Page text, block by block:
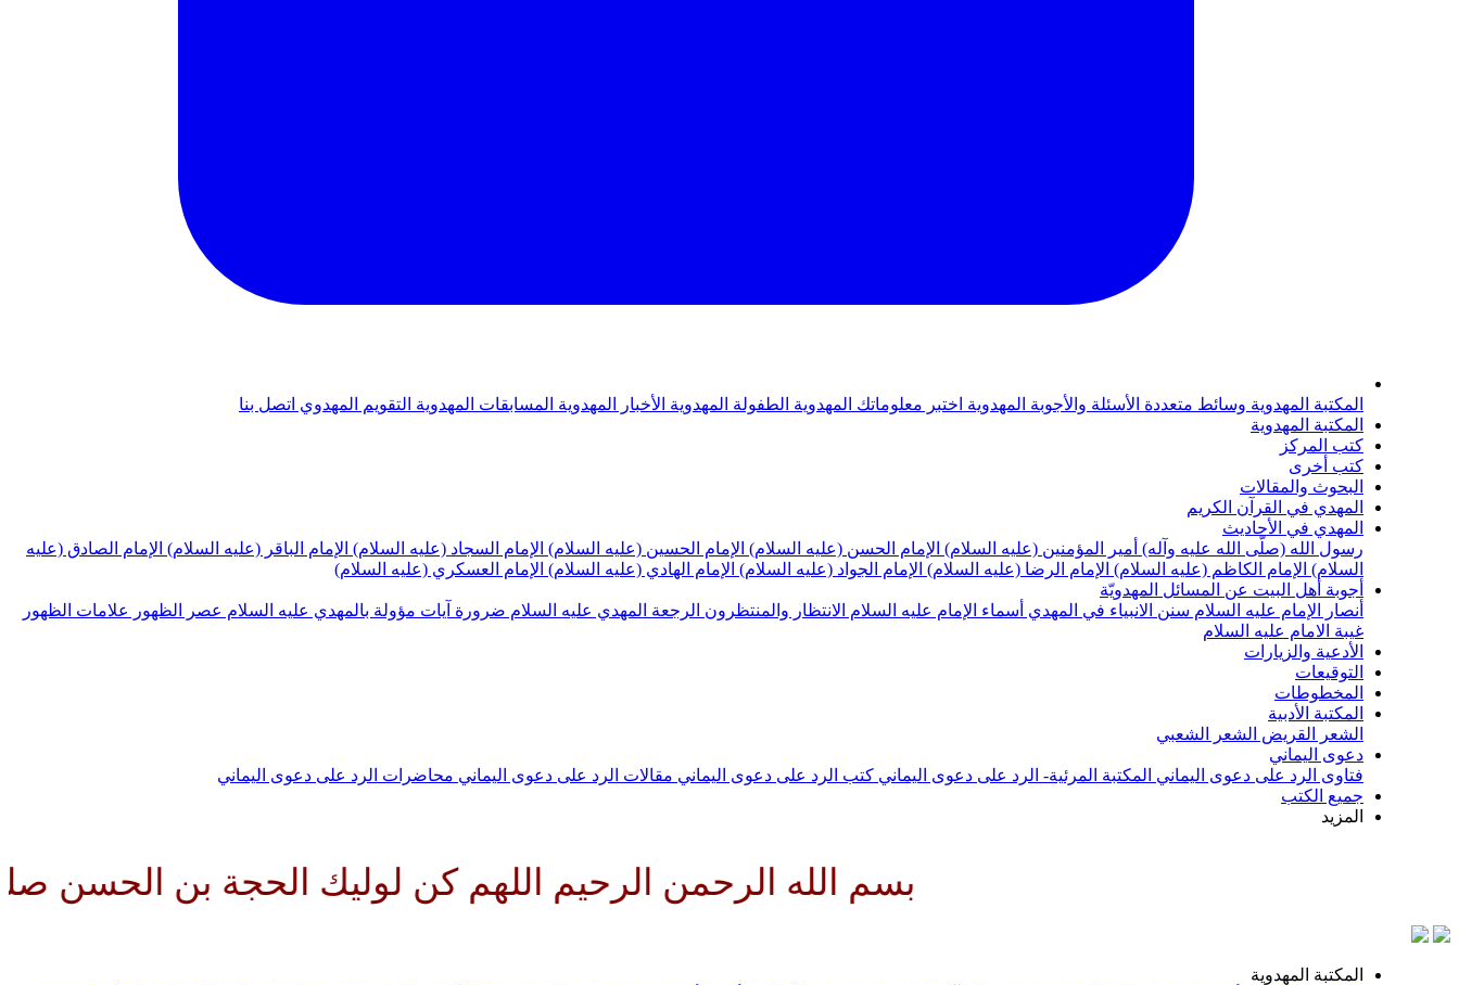
المكتبة المهدوية وسائط متعددة الأسئلة والأجوبة المهدوية اختبر معلوماتك المهدوية الطفولة المهدوية الأخبار المهدوية المسابقات المهدوية التقويم المهدوي اتصل بنا
المكتبة المهدوية
كتب المركز
كتب أخرى
البحوث والمقالات
المهدي في القرآن الكريم
المهدي في الأحاديث
رسول الله (صلّى الله عليه وآله) أمير المؤمنين (عليه السلام) الإمام الحسن (عليه السلام) الإمام الحسين (عليه السلام) الإمام السجاد (عليه السلام) الإمام الباقر (عليه السلام) الإمام الصادق (عليه
السلام) الإمام الكاظم (عليه السلام) الإمام الرضا (عليه السلام) الإمام الجواد (عليه السلام) الإمام الهادي (عليه السلام) الإمام العسكري (عليه السلام)
أجوبة أهل البيت عن المسائل المهدويّة
أنصار الإمام عليه السلام سنن الانبياء في المهدي أسماء الإمام عليه السلام الانتظار والمنتظرون الرجعة المهدي عليه السلام ضرورة آيات مؤولة بالمهدي عليه السلام عصر الظهور
علامات الظهور
غيبة الامام عليه السلام
الأدعية والزيارات
التوقيعات
المخطوطات
المكتبة الأدبية
الشعر القريض الشعر الشعبي
دعوى اليماني
فتاوى الرد على دعوى اليماني المكتبة المرئية- الرد على دعوى اليماني كتب الرد على دعوى اليماني مقالات الرد على دعوى اليماني محاضرات الرد على دعوى اليماني
جميع الكتب
المزيد
بسم الله الرحمن الرحيم اللهم كن لوليك الحجة بن الحسن صلواتك
المكتبة المهدوية